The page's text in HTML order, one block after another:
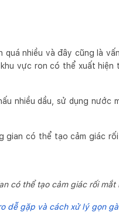
nhiều và đây cũng là
vực ron có thể xuất hiện
nhiều dầu, sử dụng nước
gian có thể tạo cảm giác rối
có thể tạo cảm giác rối mắt
dễ gặp và cách xử lý gọn